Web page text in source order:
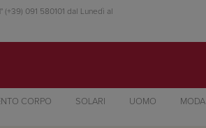
091 580101 dal Lunedì al
CORPO SOLARI UOMO MODA